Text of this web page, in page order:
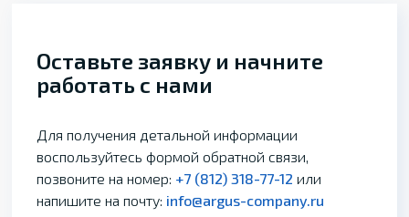
Оставьте заявку и начните
работать с нами
Для получения детальной информации
воспользуйтесь формой обратной связи,
позвоните на номер: +7 (812) 318-77-12 или
напишите на почту: info@argus-company.ru